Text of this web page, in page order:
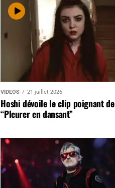
VIDEOS 21 juillet 2026
Hoshi dévoile le clip poignant de
“Pleurer en dansant”